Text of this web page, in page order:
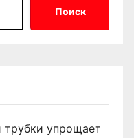
Поиск
трубки упрощает